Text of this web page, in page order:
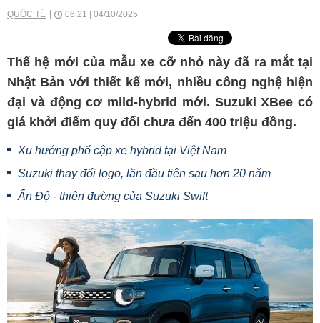
QUỐC TẾ 06:21 | 04/10/2025
Thế hệ mới của mẫu xe cỡ nhỏ này đã ra mắt tại
Nhật Bản với thiết kế mới, nhiều công nghệ hiện
đại và động cơ mild-hybrid mới. Suzuki XBee có
giá khởi điểm quy đổi chưa đến 400 triệu đồng.
Xu hướng phổ cập xe hybrid tại Việt Nam
Suzuki thay đổi logo, lần đầu tiên sau hơn 20 năm
Ấn Độ - thiên đường của Suzuki Swift